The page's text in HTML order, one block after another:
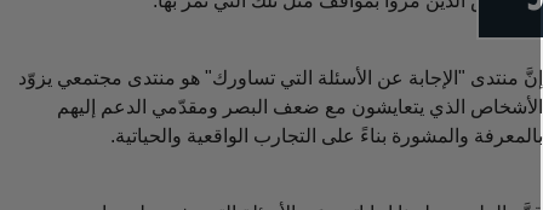
منتدى "الإجابة عن الأسئلة التي تساورك" هو منتدى مجتمعي يزوّد
الذي يتعايشون مع ضعف البصر ومقدّمي الدعم إليهم
والمشورة بناءً على التجارب الواقعية والحياتية.